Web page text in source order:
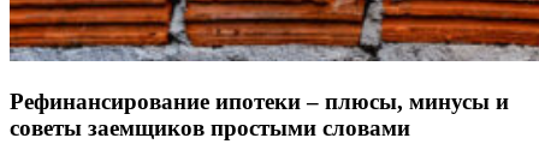
Рефинансирование ипотеки – плюсы, минусы и
советы заемщиков простыми словами